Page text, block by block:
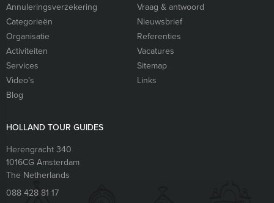
Annuleringsverzekering
Vraag & antwoord
Categorieën
Nieuwsbrief
Organisatie
Referenties
Activiteiten
Vacatures
Services
Sitemap
Video’s
Links
Blog
HOLLAND TOUR GUIDES
Herengracht 340
1016CG Amsterdam
The Netherlands
088 428 81 17